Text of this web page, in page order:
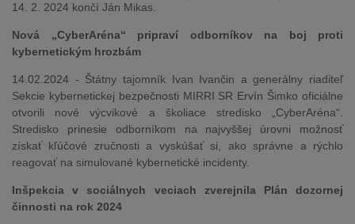
14. 2. 2024 končí Ján Mikas.
Nová „CyberAréna“ pripraví odborníkov na boj proti
kybernetickým hrozbám
14.02.2024 - Štátny tajomník Ivan Ivančin a generálny riaditeľ
Sekcie kybernetickej bezpečnosti MIRRI SR Ervín Šimko oficiálne
otvorili nové výcvikové a školiace stredisko „CyberAréna“.
Stredisko prinesie odborníkom na najvyššej úrovni možnosť
získať kľúčové zručnosti a vyskúšať si, ako správne a rýchlo
reagovať na simulované kybernetické incidenty.
Inšpekcia v sociálnych veciach zverejnila Plán dozornej
činnosti na rok 2024